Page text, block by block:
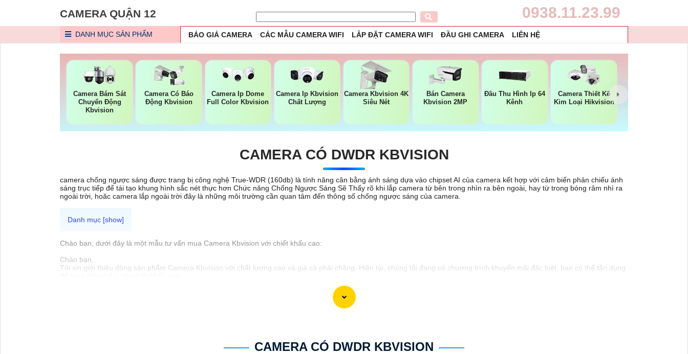
CAMERA QUẬN 12 0938.11.23.99
DANH MỤC SẢN PHẨM BÁO GIÁ CAMERA CÁC MẪU CAMERA WIFI LẮP ĐẶT CAMERA WIFI ĐẦU GHI CAMERA LIÊN HỆ
Camera Bám Sát
Chuyển Động
Kbvision
Camera Có Báo
Động Kbvision
Camera Ip Dome
Full Color Kbvision
Camera Ip Kbvision
Chất Lượng
Camera Kbvision 4K
Siêu Nét
Bán Camera
Kbvision 2MP
Đầu Thu Hình Ip 64
Kênh
Camera Thiết Kế
Kim Loại Hikvision
CAMERA CÓ DWDR KBVISION
camera chống ngược sáng được trang bị công nghệ True-WDR (160db) là tính năng cân bằng ánh sáng dựa vào chipset AI của camera kết hợp với cảm biến phản chiếu ánh
sáng trục tiếp để tái tạo khung hình sắc nét thực hơn Chức năng Chống Ngược Sáng Sẽ Thấy rõ khi lắp camera từ bên trong nhìn ra bên ngoài, hay từ trong bóng râm nhì ra
ngoài trời, hoăc camera lắp ngoài trời đây là những môi trường cần quan tâm đến thông số chống ngược sáng của camera.
Chào bạn, dưới đây là một mẫu tư vấn mua Camera Kbvision với chiết khấu cao:
Chào bạn,
Tôi xin giới thiệu dòng sản phẩm Camera Kbvision với chất lượng cao và giá cả phải chăng. Hiện tại, chúng tôi đang có chương trình khuyến mãi đặc biệt, bạn có thể tận dụng
sẽ cung cấp cho bạn hệ thống giám sát an ninh hiệu quả. dòng sản phẩm này cũng dễ dàng
Nếu bạn quan tâm đến việc mua Camera Kbvision với chiết khấu cao, hãy liên hệ với chúng tôi để biết thêm thông tin chi tiết và được tư vấn tốt nhất.
CAMERA CÓ DWDR KBVISION